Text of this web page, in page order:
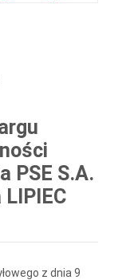
PSE S.A.
LIPIEC
z dnia 9